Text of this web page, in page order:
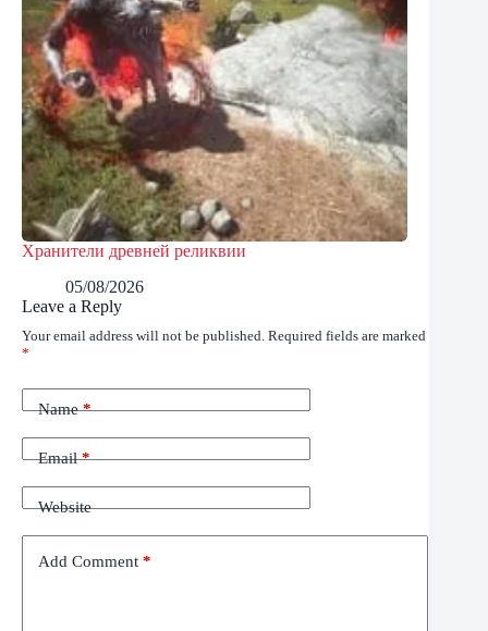
Хранители древней реликвии
05/08/2026
Leave a Reply
Your email address will not be published. Required fields are marked
*
Name*
Email*
Website
Add Comment *